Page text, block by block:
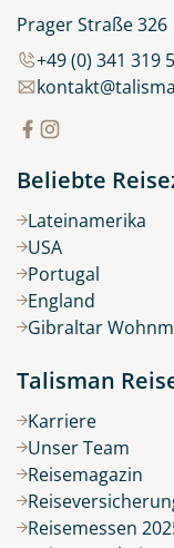
Prager Straße
+49 (0) 341 319
Beliebte
Lateinamerika
USA
Portugal
England
Gibraltar
Talisman
Karriere
Unser Team
Reisemagazin
Reisemessen